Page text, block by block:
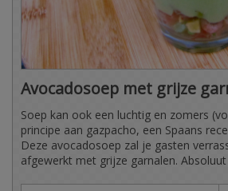
Avocadosoep met grijze
Soep kan ook een luchtig en zomers
principe aan gazpacho, een Spaans
Deze avocadosoep zal je gasten
afgewerkt met grijze garnalen.